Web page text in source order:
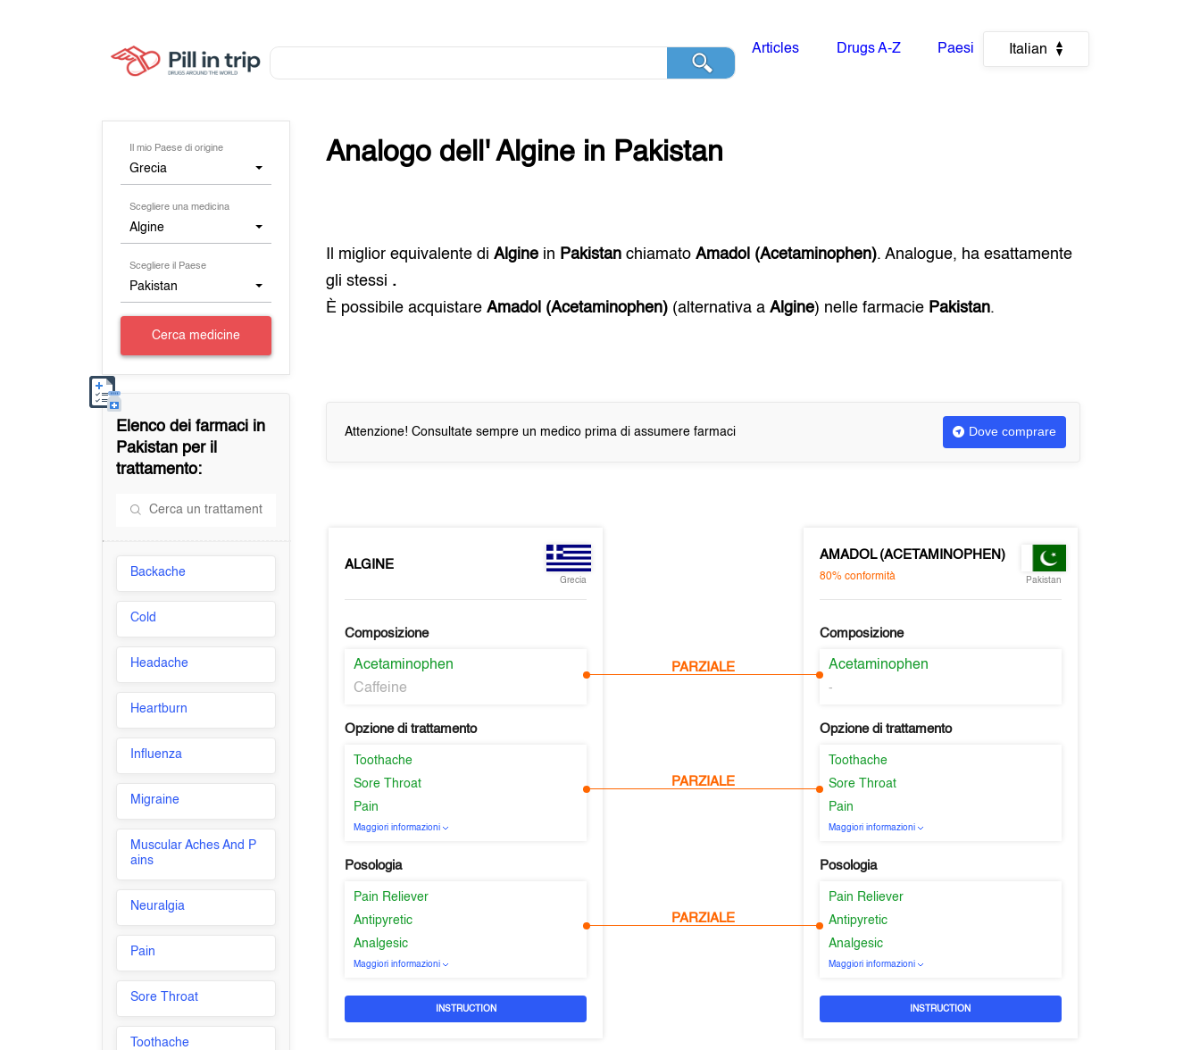
Articles Drugs A-Z Paesi Italian
Il mio Paese di origine
Grecia
Scegliere una medicina
Algine
Scegliere il Paese
Pakistan
Cerca medicine
Elenco dei farmaci in
Pakistan per il
trattamento:
Backache
Cold
Headache
Heartburn
Influenza
Migraine
Muscular Aches And P
ains
Neuralgia
Pain
Sore Throat
Toothache
Analogo dell'Algine in Pakistan
Il miglior equivalente diAlgine in Pakistan chiamatoAmadol (Acetaminophen). Analogue, ha esattamente
gli stessi .
È possibile acquistareAmadol (Acetaminophen) (alternativa aAlgine) nelle farmacie Pakistan.
Attenzione! Consultate sempre un medico prima di assumere farmaci Dove comprare
ALGINE
Grecia
Composizione
Acetaminophen
Caffeine
Opzione di trattamento
Toothache
Sore Throat
Pain
Maggiori informazioni
Posologia
Pain Reliever
Antipyretic
Analgesic
Maggiori informazioni
INSTRUCTION
PARZIALE
PARZIALE
PARZIALE
AMADOL (ACETAMINOPHEN)
80% conformità Pakistan
Composizione
Acetaminophen
-
Opzione di trattamento
Toothache
Sore Throat
Pain
Maggiori informazioni
Posologia
Pain Reliever
Antipyretic
Analgesic
Maggiori informazioni
INSTRUCTION